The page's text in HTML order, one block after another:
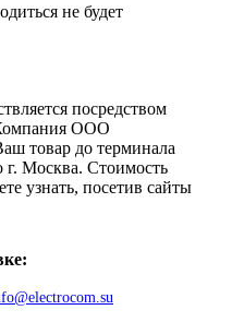
не будет
посредством
ООО
товар до терминала
г. Москва. Стоимость
узнать, посетив сайты